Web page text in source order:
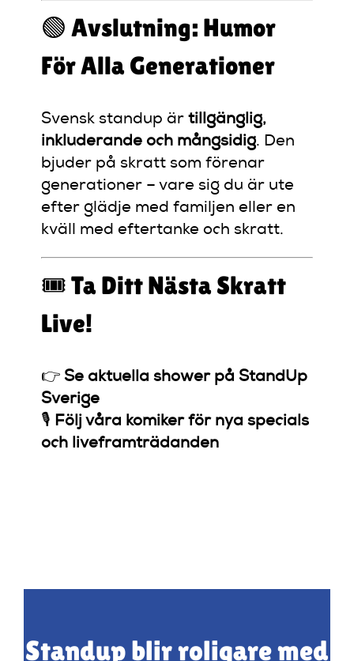
🟢 Avslutning: Humor
För Alla Generationer
Svensk standup ärtillgänglig,
inkluderande och mångsidig. Den
bjuder på skratt som förenar
generationer – vare sig du är ute
efter glädje med familjen eller en
kväll med eftertanke och skratt.
🎟️ Ta Ditt Nästa Skratt
Live!
👉 Se aktuella shower på StandUp
Sverige
🎙️ Följ våra komiker för nya specials
och liveframträdanden
Standup blir roligare med